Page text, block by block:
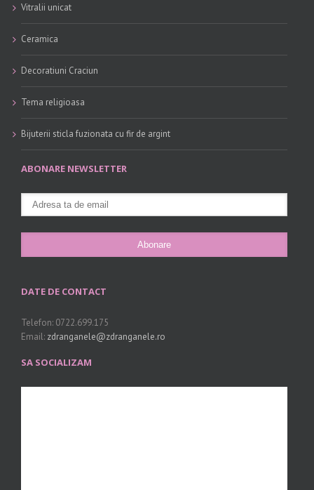
Vitralii unicat
Ceramica
Decoratiuni Craciun
Tema religioasa
Bijuterii sticla fuzionata cu fir de argint
ABONARE NEWSLETTER
DATE DE CONTACT
Telefon: 0722.699.175
Email: zdranganele@zdranganele.ro
SA SOCIALIZAM